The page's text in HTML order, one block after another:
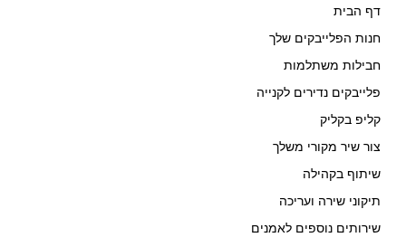
דף הבית
חנות הפלייבקים שלך
חבילות משתלמות
פלייבקים נדירים לקנייה
קליפ בקליק
צור שיר מקורי משלך
שיתוף בקהילה
תיקוני שירה ועריכה
שירותים נוספים לאמנים